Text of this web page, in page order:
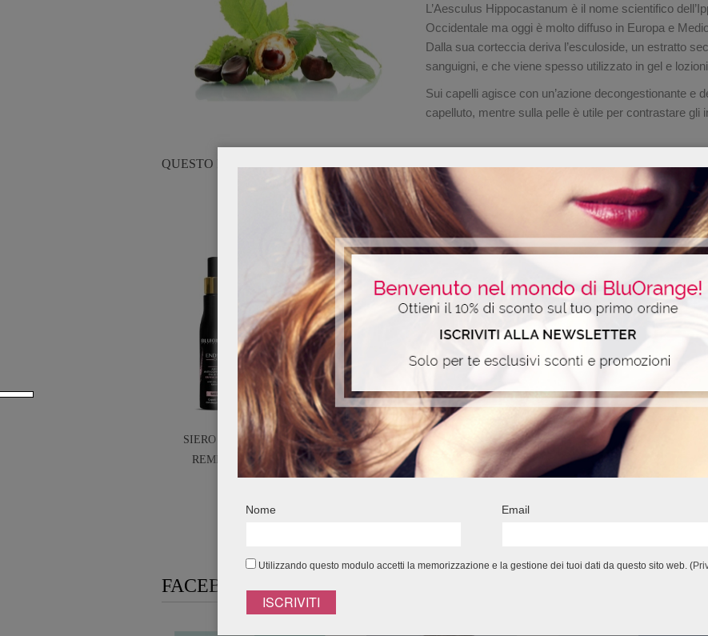
L’Aesculus Hippocastanum è il nome scientifico
Occidentale ma oggi è molto diffuso in Europa e
Dalla sua corteccia deriva l’esculoside, un estratto
sanguigni, e che viene spesso utilizzato in gel e
Sui capelli agisce con un’azione decongestionante e
capelluto, mentre sulla pelle è utile per contrastare gli
QUESTO PRINCIPIO ATTIVO LO PUOI TROVARE IN:
SIERO ENDS
REMEDY
BALSAMO ENDS
REMEDY
FACEBOOK CONNECT
Nome Email
Utilizzando questo modulo accetti la memorizzazione e la gestione dei tuoi dati da questo sito web. (